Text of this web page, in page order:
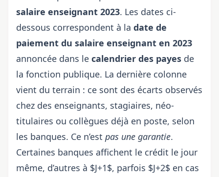
salaire enseignant 2023. Les dates ci-
dessous correspondent à la date de
paiement du salaire enseignant en 2023
annoncée dans le calendrier des payes de
la fonction publique. La dernière colonne
vient du terrain : ce sont des écarts observés
chez des enseignants, stagiaires, néo-
titulaires ou collègues déjà en poste, selon
les banques. Ce n’est pas une garantie.
Certaines banques affichent le crédit le jour
même, d’autres à $J+1$, parfois $J+2$ en cas